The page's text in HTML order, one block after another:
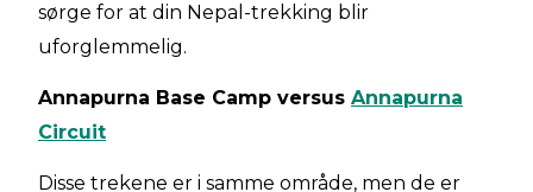
sørge for at din Nepal-trekking blir
uforglemmelig.
Annapurna Base Camp versus Annapurna
Circuit
Disse trekene er i samme område, men de er